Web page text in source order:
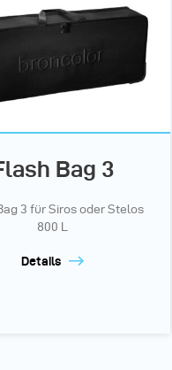
Bag 3
3 für Siros oder Stelos
800 L
Details